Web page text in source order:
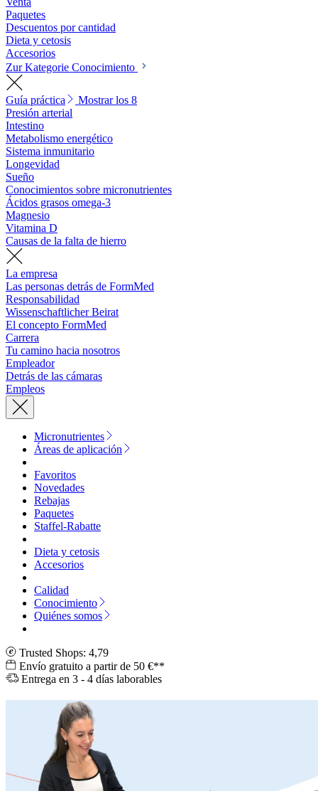
Paquetes
Descuentos por cantidad
Dieta y cetosis
Accesorios
Zur Kategorie Conocimiento
Guía práctica
Mostrar los 8
Presión arterial
Intestino
Metabolismo energético
Sistema inmunitario
Longevidad
Sueño
Conocimientos sobre micronutrientes
Ácidos grasos omega-3
Magnesio
Vitamina D
Causas de la falta de hierro
La empresa
Las personas detrás de FormMed
Responsabilidad
Wissenschaftlicher Beirat
El concepto FormMed
Carrera
Tu camino hacia nosotros
Empleador
Detrás de las cámaras
Empleos
Micronutrientes
Áreas de aplicación
Favoritos
Novedades
Rebajas
Paquetes
Staffel-Rabatte
Dieta y cetosis
Accesorios
Calidad
Conocimiento
Quiénes somos
Trusted Shops: 4,79
Envío gratuito a partir de 50 €**
Entrega en 3 - 4 días laborables